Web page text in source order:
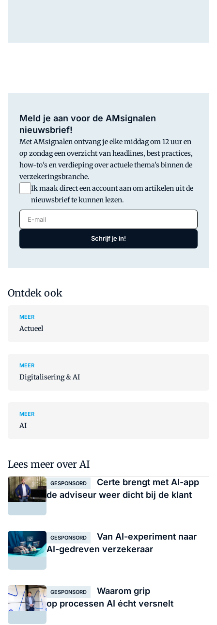
Meld je aan voor de AMsignalen
nieuwsbrief!
Met AMsignalen ontvang je elke middag om 12 uur en
op zondag een overzicht van headlines, best practices,
how-to's en verdieping over actuele thema's binnen de
verzekeringsbranche.
Ik maak direct een account aan om artikelen uit de
nieuwsbrief te kunnen lezen.
E-mail
Schrijf je in!
Ontdek ook
MEER
Actueel
MEER
Digitalisering & AI
MEER
AI
Lees meer over AI
GESPONSORD
Certe brengt met AI-app
de adviseur weer dicht bij de klant
GESPONSORD
Van AI-experiment naar
AI-gedreven verzekeraar
GESPONSORD
Waarom grip
op processen AI écht versnelt